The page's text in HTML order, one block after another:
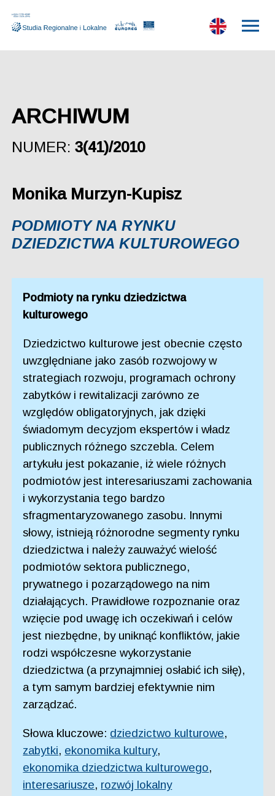
ARCHIWUM
NUMER: 3(41)/2010
Monika Murzyn-Kupisz
PODMIOTY NA RYNKU
DZIEDZICTWA KULTUROWEGO
Podmioty na rynku dziedzictwa
kulturowego
Dziedzictwo kulturowe jest obecnie często
uwzględniane jako zasób rozwojowy w
strategiach rozwoju, programach ochrony
zabytków i rewitalizacji zarówno ze
względów obligatoryjnych, jak dzięki
świadomym decyzjom ekspertów i władz
publicznych różnego szczebla. Celem
artykułu jest pokazanie, iż wiele różnych
podmiotów jest interesariuszami zachowania
i wykorzystania tego bardzo
sfragmentaryzowanego zasobu. Innymi
słowy, istnieją różnorodne segmenty rynku
dziedzictwa i należy zauważyć wielość
podmiotów sektora publicznego,
prywatnego i pozarządowego na nim
działających. Prawidłowe rozpoznanie oraz
wzięcie pod uwagę ich oczekiwań i celów
jest niezbędne, by uniknąć konfliktów, jakie
rodzi współczesne wykorzystanie
dziedzictwa (a przynajmniej osłabić ich siłę),
a tym samym bardziej efektywnie nim
zarządzać.
Słowa kluczowe: dziedzictwo kulturowe,
zabytki, ekonomika kultury,
ekonomika dziedzictwa kulturowego,
interesariusze, rozwój lokalny